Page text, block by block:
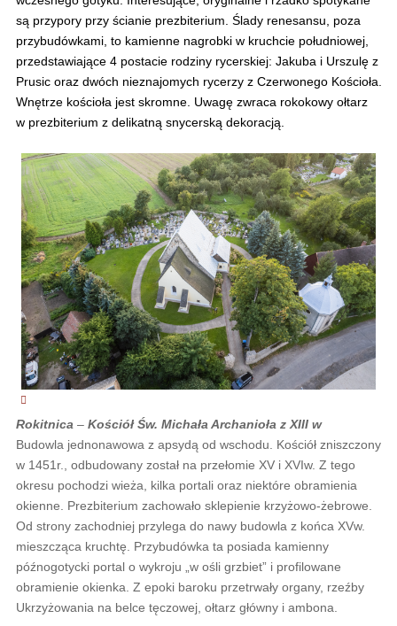
są przypory przy ścianie prezbiterium. Ślady renesansu, poza
przybudówkami, to kamienne nagrobki w kruchcie południowej,
przedstawiające 4 postacie rodziny rycerskiej: Jakuba i Urszulę z
Prusic oraz dwóch nieznajomych rycerzy z Czerwonego Kościoła.
Wnętrze kościoła jest skromne. Uwagę zwraca rokokowy ołtarz
w prezbiterium z delikatną snycerską dekoracją.
Rokitnica – Kościół Św. Michała Archanioła z XIII w
Budowla jednonawowa z apsydą od wschodu. Kościół zniszczony
w 1451r., odbudowany został na przełomie XV i XVIw. Z tego
okresu pochodzi wieża, kilka portali oraz niektóre obramienia
okienne. Prezbiterium zachowało sklepienie krzyżowo-żebrowe.
Od strony zachodniej przylega do nawy budowla z końca XVw.
mieszcząca kruchtę. Przybudówka ta posiada kamienny
późnogotycki portal o wykroju „w ośli grzbiet” i profilowane
obramienie okienka. Z epoki baroku przetrwały organy, rzeźby
Ukrzyżowania na belce tęczowej, ołtarz główny i ambona.